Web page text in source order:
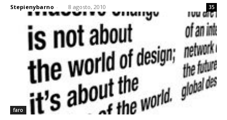
Stepienybarno - 8 agosto, 2010 35
faro